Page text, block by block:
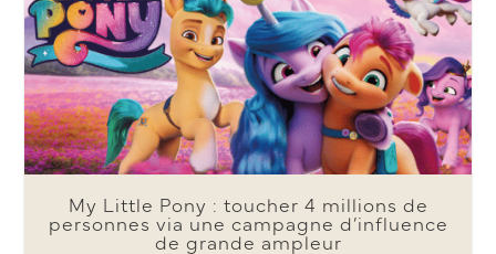
My Little Pony : toucher 4 millions de
personnes via une campagne d’influence
de grande ampleur